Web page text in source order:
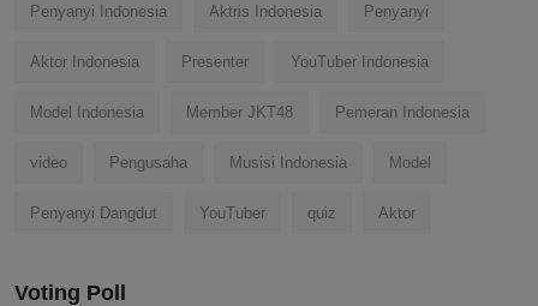
Penyanyi Indonesia Aktris Indonesia Penyanyi
Aktor Indonesia Presenter YouTuber Indonesia
Model Indonesia Member JKT48 Pemeran Indonesia
video Pengusaha Musisi Indonesia Model
Penyanyi Dangdut YouTuber quiz Aktor
Voting Poll